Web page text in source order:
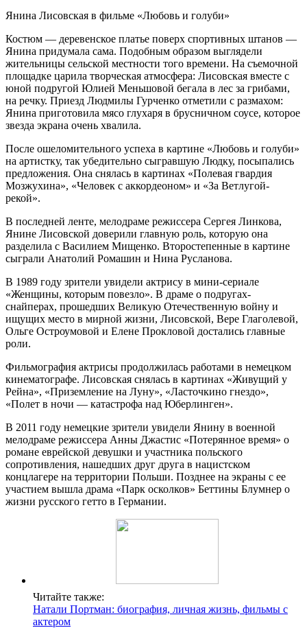
Янина Лисовская в фильме «Любовь и голуби»
Костюм — деревенское платье поверх спортивных штанов —
Янина придумала сама. Подобным образом выглядели
жительницы сельской местности того времени. На съемочной
площадке царила творческая атмосфера: Лисовская вместе с
юной подругой Юлией Меньшовой бегала в лес за грибами,
на речку. Приезд Людмилы Гурченко отметили с размахом:
Янина приготовила мясо глухаря в брусничном соусе, которое
звезда экрана очень хвалила.
После ошеломительного успеха в картине «Любовь и голуби»
на артистку, так убедительно сыгравшую Людку, посыпались
предложения. Она снялась в картинах «Полевая гвардия
Мозжухина», «Человек с аккордеоном» и «За Ветлугой-
рекой».
В последней ленте, мелодраме режиссера Сергея Линкова,
Янине Лисовской доверили главную роль, которую она
разделила с Василием Мищенко. Второстепенные в картине
сыграли Анатолий Ромашин и Нина Русланова.
В 1989 году зрители увидели актрису в мини-сериале
«Женщины, которым повезло». В драме о подругах-
снайперах, прошедших Великую Отечественную войну и
ищущих место в мирной жизни, Лисовской, Вере Глаголевой,
Ольге Остроумовой и Елене Прокловой достались главные
роли.
Фильмография актрисы продолжилась работами в немецком
кинематографе. Лисовская снялась в картинах «Живущий у
Рейна», «Приземление на Луну», «Ласточкино гнездо»,
«Полет в ночи — катастрофа над Юберлинген».
В 2011 году немецкие зрители увидели Янину в военной
мелодраме режиссера Анны Джастис «Потерянное время» о
романе еврейской девушки и участника польского
сопротивления, нашедших друг друга в нацистском
концлагере на территории Польши. Позднее на экраны с ее
участием вышла драма «Парк осколков» Беттины Блумнер о
жизни русского гетто в Германии.
Читайте также:
Натали Портман: биография, личная жизнь, фильмы с
актером